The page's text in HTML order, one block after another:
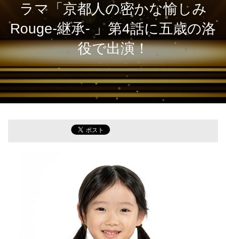
ラマ「京都人の密かな愉しみ
Rouge-継承- 」第4話に五歳の洛
役で出演！